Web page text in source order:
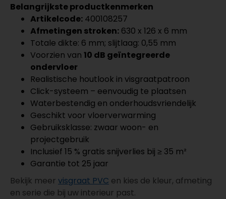
Belangrijkste productkenmerken
Artikelcode: 400108257
Afmetingen stroken: 630 x 126 x 6 mm
Totale dikte: 6 mm; slijtlaag: 0,55 mm
Voorzien van 10 dB geïntegreerde
ondervloer
Realistische houtlook in visgraatpatroon
Click-systeem – eenvoudig te plaatsen
Waterbestendig en onderhoudsvriendelijk
Geschikt voor vloerverwarming
Gebruiksklasse: zwaar woon- en
projectgebruik
Inclusief 15 % gratis snijverlies bij ≥ 35 m²
Garantie tot 25 jaar
Bekijk meer visgraat PVC en kies de kleur, afmeting
en serie die bij uw interieur past.